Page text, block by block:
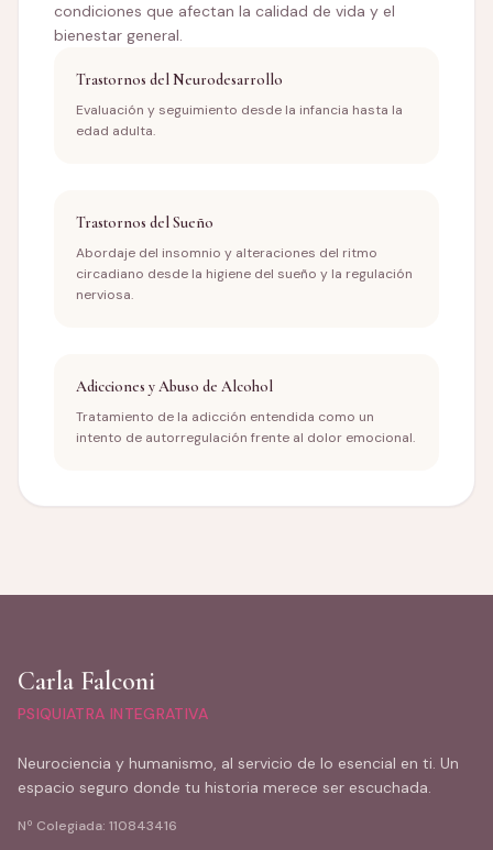
condiciones que afectan la calidad de vida y el
bienestar general.
Trastornos del Neurodesarrollo
Evaluación y seguimiento desde la infancia hasta la
edad adulta.
Trastornos del Sueño
Abordaje del insomnio y alteraciones del ritmo
circadiano desde la higiene del sueño y la regulación
nerviosa.
Adicciones y Abuso de Alcohol
Tratamiento de la adicción entendida como un
intento de autorregulación frente al dolor emocional.
Carla Falconi
PSIQUIATRA INTEGRATIVA
Neurociencia y humanismo, al servicio de lo esencial en ti. Un
espacio seguro donde tu historia merece ser escuchada.
Nº Colegiada: 110843416